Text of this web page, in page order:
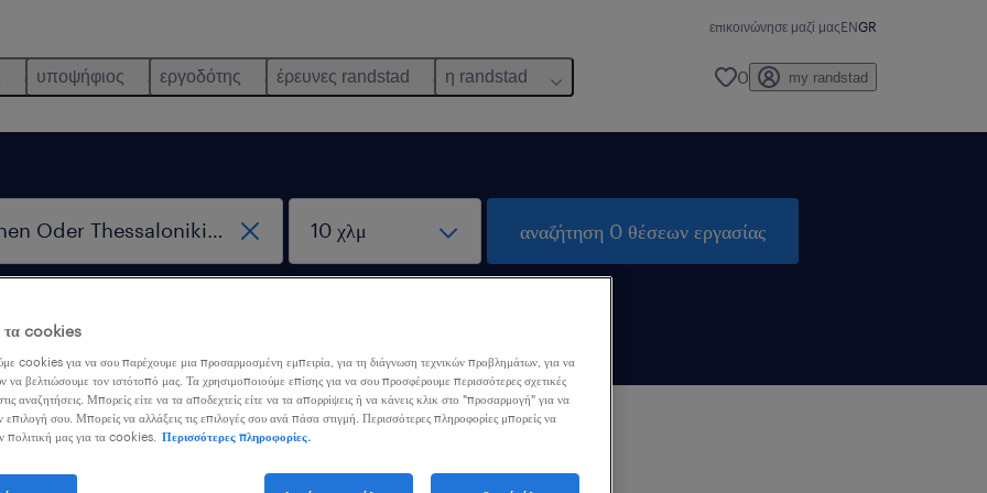
επικοινώνησε μαζί μαςENGR
υποψήφιος εργοδότης έρευνες randstad η randstad 0 my randstad
αναζήτηση 0 θέσεων εργασίας
τα cookies
cookies για να σου παρέχουμε μια προσαρμοσμένη εμπειρία, για τη διάγνωση τεχνικών προβλημάτων, για να
να βελτιώσουμε τον ιστότοπό μας. Τα χρησιμοποιούμε επίσης για να σου προσφέρουμε περισσότερες σχετικές
αναζητήσεις. Μπορείς είτε να τα αποδεχτείς είτε να τα απορρίψεις ή να κάνεις κλικ στο "προσαρμογή" για να
επιλογή σου. Μπορείς να αλλάξεις τις επιλογές σου ανά πάσα στιγμή. Περισσότερες πληροφορίες μπορείς να
πολιτική μας για τα cookies.
Περισσότερες πληροφορίες.